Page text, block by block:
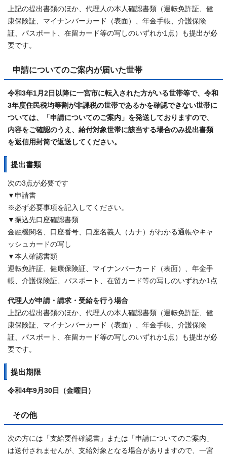
上記の提出書類のほか、代理人の本人確認書類（運転免許証、健
康保険証、マイナンバーカード（表面）、年金手帳、介護保険
証、パスポート、在留カード等の写しのいずれか1点）も提出が必
要です。
申請についてのご案内が届いた世帯
令和3年1月2日以降に一宮市に転入された方がいる世帯等で、令和
3年度住民税均等割が非課税の世帯であるかを確認できない世帯に
ついては、「申請についてのご案内」を発送しておりますので、
内容をご確認のうえ、給付対象世帯に該当する場合のみ提出書類
を返信用封筒で返送してください。
提出書類
次の3点が必要です
▼申請書
※必ず必要事項を記入してください。
▼振込先口座確認書類
金融機関名、口座番号、口座名義人（カナ）がわかる通帳やキャ
ッシュカードの写し
▼本人確認書類
運転免許証、健康保険証、マイナンバーカード（表面）、年金手
帳、介護保険証、パスポート、在留カード等の写しのいずれか1点
代理人が申請・請求・受給を行う場合
上記の提出書類のほか、代理人の本人確認書類（運転免許証、健
康保険証、マイナンバーカード（表面）、年金手帳、介護保険
証、パスポート、在留カード等の写しのいずれか1点）も提出が必
要です。
提出期限
令和4年9月30日（金曜日）
その他
次の方には「支給要件確認書」または「申請についてのご案内」
は送付されませんが、支給対象となる場合がありますので、一宮